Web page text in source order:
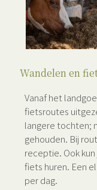
Wandelen en
Vanaf het
fietsroutes
langere tochten;
gehouden. Bij
receptie. Ook
fiets huren. Een
per dag.